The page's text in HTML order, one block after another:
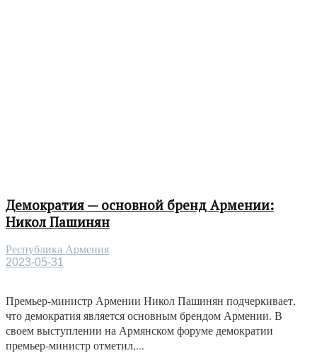
Демократия — основной бренд Армении:
Никол Пашинян
Республика Армения
2023-05-31
Премьер-министр Армении Никол Пашинян подчеркивает,
что демократия является основным брендом Армении. В
своем выступлении на Армянском форуме демократии
премьер-министр отметил,...